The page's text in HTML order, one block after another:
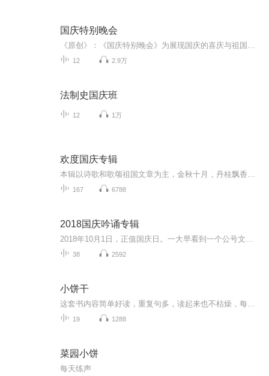
国庆特别晚会
12 2.9万
法制史国庆班
12 1万
欢度国庆专辑
167 6788
2018国庆吟诵专辑
38 2592
小饼干
19 1288
菜园小饼
每天练声